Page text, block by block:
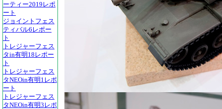
ーティー2019レポ
ート
ジョイントフェス
ティバル6レポー
ト
トレジャーフェス
タin有明18レポー
ト
トレジャーフェス
タNEOin有明1レポ
ート
トレジャーフェス
タNEOin有明3レポ